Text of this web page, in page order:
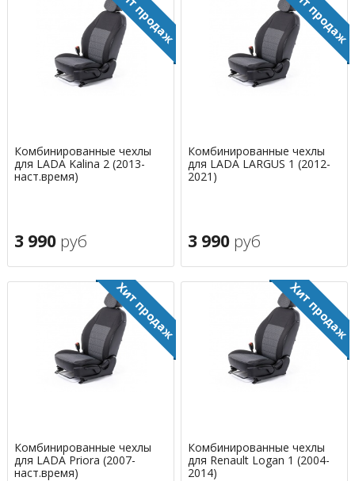
Комбинированные чехлы
для LADA Kalina 2 (2013-
наст.время)
3 990 руб
Комбинированные чехлы
для LADA LARGUS 1 (2012-
2021)
3 990 руб
Комбинированные чехлы
для LADA Priora (2007-
наст.время)
Комбинированные чехлы
для Renault Logan 1 (2004-
2014)